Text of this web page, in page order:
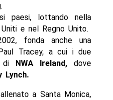
paesi, lottando nella
e nel Regno Unito.
fonda anche una
Tracey, a cui i due
di
NWA Ireland,dove
Lynch.
a Santa Monica,